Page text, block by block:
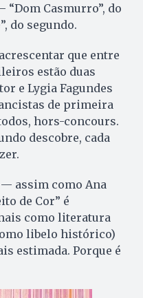
Casmurro”, do
do segundo.
que entre
estão duas
e Lygia Fagundes
de primeira
hors-concours.
descobre, cada
assim como Ana
de Cor” é
como literatura
libelo histórico)
estimada. Porque é